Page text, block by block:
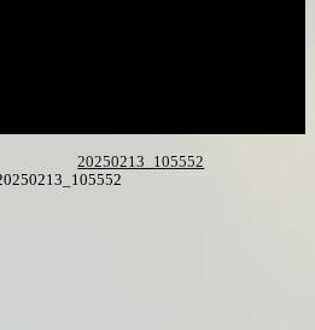
20250213_105552